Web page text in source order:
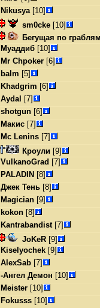
Nikusya[10]
sm0cke [10]
Бегущая по
Муаддиб [10]
Mr Chpoker [6]
balm [5]
Khadgrim [6]
Aydal [7]
shotgun [6]
Макис [7]
Mc Lenins [7]
Кроули [9]
VulkanoGrad [7]
PALADIN [8]
Джек Тень [8]
Magician [9]
kokon [8]
Kantrabandist[7]
JoKeR [9]
Kiselyochek [9]
AlexSab [7]
-Ангел Демон [10]
Meister [10]
Fokusss [10]